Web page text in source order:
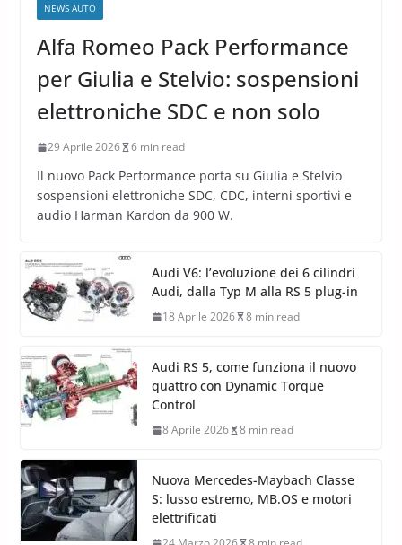
NEWS AUTO
Alfa Romeo Pack Performance
per Giulia e Stelvio: sospensioni
elettroniche SDC e non solo
29 Aprile 2026 6 min read
Il nuovo Pack Performance porta su Giulia e Stelvio
sospensioni elettroniche SDC, CDC, interni sportivi e
audio Harman Kardon da 900 W.
Audi V6: l’evoluzione dei 6 cilindri
Audi, dalla Typ M alla RS 5 plug-in
18 Aprile 2026 8 min read
Audi RS 5, come funziona il nuovo
quattro con Dynamic Torque
Control
8 Aprile 2026 8 min read
Nuova Mercedes-Maybach Classe
S: lusso estremo, MB.OS e motori
elettrificati